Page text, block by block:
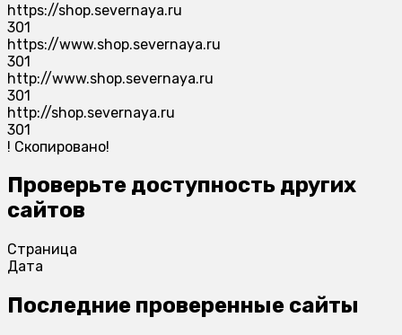
https://shop.severnaya.ru
301
https://www.shop.severnaya.ru
301
http://www.shop.severnaya.ru
301
http://shop.severnaya.ru
301
! Скопировано!
Проверьте доступность других
сайтов
Страница
Дата
Последние проверенные сайты